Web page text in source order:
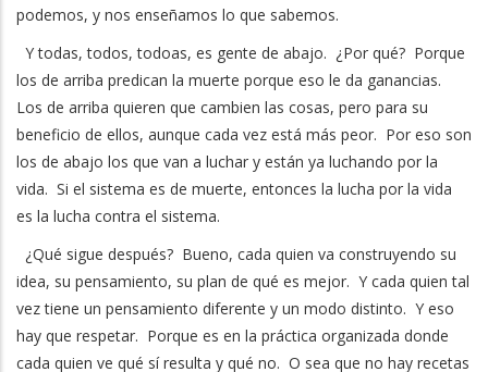
podemos, y nos enseñamos lo que sabemos.
Y todas, todos, todoas, es gente de abajo. ¿Por qué? Porque
los de arriba predican la muerte porque eso le da ganancias.
Los de arriba quieren que cambien las cosas, pero para su
beneficio de ellos, aunque cada vez está más peor. Por eso son
los de abajo los que van a luchar y están ya luchando por la
vida. Si el sistema es de muerte, entonces la lucha por la vida
es la lucha contra el sistema.
¿Qué sigue después? Bueno, cada quien va construyendo su
idea, su pensamiento, su plan de qué es mejor. Y cada quien tal
vez tiene un pensamiento diferente y un modo distinto. Y eso
hay que respetar. Porque es en la práctica organizada donde
cada quien ve qué sí resulta y qué no. O sea que no hay recetas